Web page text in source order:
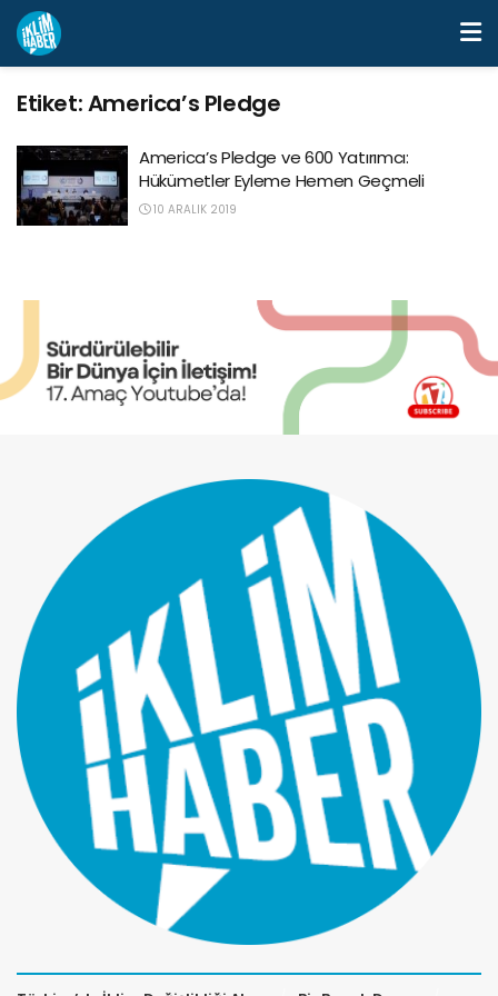
Etiket:America’s Pledge
America’s Pledge ve 600 Yatırımcı:
Hükümetler Eyleme Hemen Geçmeli
10 ARALIK 2019